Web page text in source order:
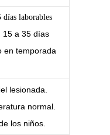
días laborables
15 a 35 días
en temporada
lesionada.
normal.
los niños.